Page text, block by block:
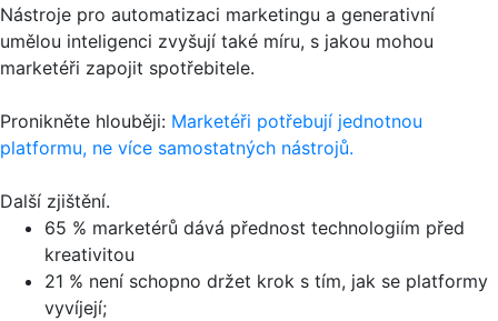
Nástroje pro automatizaci marketingu a generativní
umělou inteligenci zvyšují také míru, s jakou mohou
marketéři zapojit spotřebitele.
Pronikněte hlouběji: Marketéři potřebují jednotnou
platformu, ne více samostatných nástrojů.
Další zjištění.
65 % marketérů dává přednost technologiím před
kreativitou
21 % není schopno držet krok s tím, jak se platformy
vyvíjejí;